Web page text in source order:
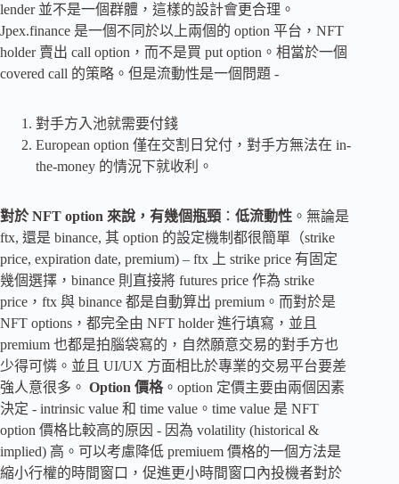
lender 並不是一個群體，這樣的設計會更合理。
Jpex.finance 是一個不同於以上兩個的 option 平台，NFT
holder 賣出 call option，而不是買 put option。相當於一個
covered call 的策略。但是流動性是一個問題 -
對手方入池就需要付錢
European option 僅在交割日兌付，對手方無法在 in-
the-money 的情況下就收利。
對於 NFT option 來說，有幾個瓶頸 ： 低流動性 。無論是
ftx, 還是 binance, 其 option 的設定機制都很簡單（strike
price, expiration date, premium) – ftx 上 strike price 有固定
幾個選擇，binance 則直接將 futures price 作為 strike
price，ftx 與 binance 都是自動算出 premium。而對於是
NFT options，都完全由 NFT holder 進行填寫，並且
premium 也都是拍腦袋寫的，自然願意交易的對手方也
少得可憐。並且 UI/UX 方面相比於專業的交易平台要差
強人意很多。 Option 價格。option 定價主要由兩個因素
決定 - intrinsic value 和 time value。time value 是 NFT
option 價格比較高的原因 - 因為 volatility (historical &
implied) 高。可以考慮降低 premiuem 價格的一個方法是
縮小行權的時間窗口，促進更小時間窗口內投機者對於